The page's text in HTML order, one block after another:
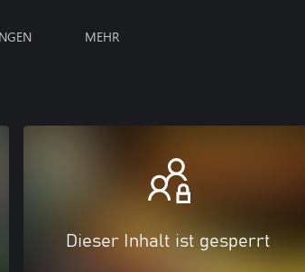
MEHR
Dieser Inhalt ist gesperrt